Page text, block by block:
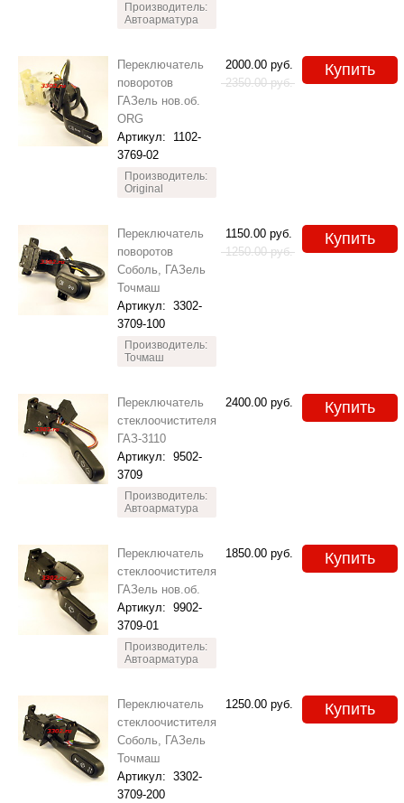
Производитель:
Автоарматура
Переключатель
поворотов
ГАЗель нов.об.
ORG
Артикул: 1102-
3769-02
Производитель:
Original
2000.00 руб.
2350.00 руб.
Купить
Переключатель
поворотов
Соболь, ГАЗель
Точмаш
Артикул: 3302-
3709-100
Производитель:
Точмаш
1150.00 руб.
1250.00 руб.
Купить
Переключатель
стеклоочистителя
ГАЗ-3110
Артикул: 9502-
3709
Производитель:
Автоарматура
2400.00 руб. Купить
Переключатель
стеклоочистителя
ГАЗель нов.об.
Артикул: 9902-
3709-01
Производитель:
Автоарматура
1850.00 руб. Купить
Переключатель
стеклоочистителя
Соболь, ГАЗель
Точмаш
Артикул: 3302-
3709-200
1250.00 руб. Купить